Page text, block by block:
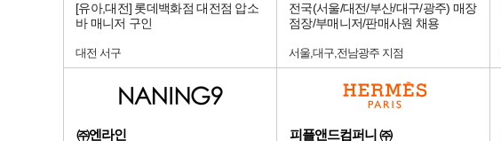
[유아,대전] 롯데백화점 대전점 압소
바 매니저 구인
대전 서구
전국(서울/대전/부산/대구/광주) 매장
점장/부매니저/판매사원 채용
서울,대구,전남광주 지점
㈜엔라인 피플앤드컴퍼니 ㈜